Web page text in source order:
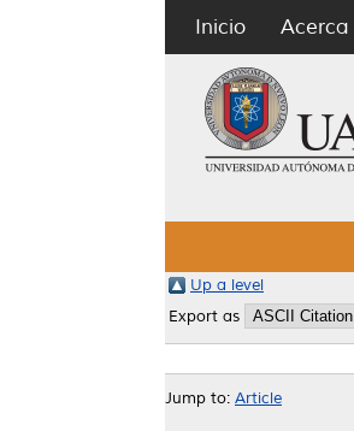
Inicio Acerca
Up a level
Export as
Jump to: Article